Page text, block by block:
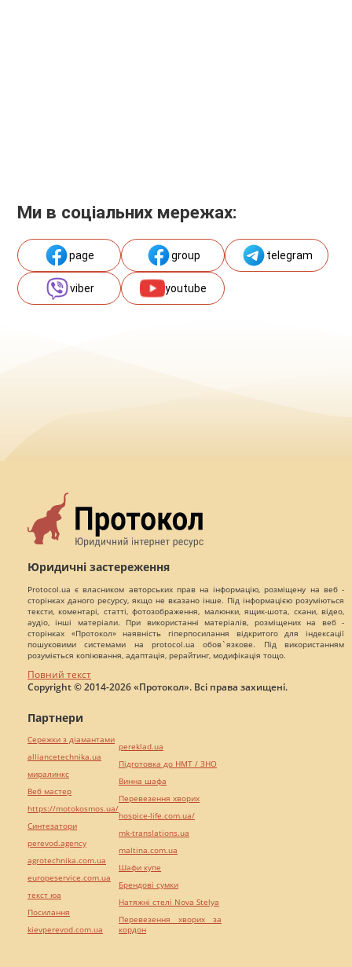
Ми в соціальних мережах:
page group telegram
viber youtube
Юридичні застереження
Protocol.ua є власником авторських прав на інформацію, розміщену на веб -
сторінках даного ресурсу, якщо не вказано інше. Під інформацією розуміються
тексти, коментарі, статті, фотозображення, малюнки, ящик-шота, скани, відео,
аудіо, інші матеріали. При використанні матеріалів, розміщених на веб -
сторінках «Протокол» наявність гіперпосилання відкритого для індексації
пошуковими системами на protocol.ua обов`язкове. Під використанням
розуміється копіювання, адаптація, рерайтинг, модифікація тощо.
Повний текст
Copyright © 2014-2026 «Протокол». Всі права захищені.
Партнери
Сережки з діамантами
alliancetechnika.ua
миралинкс
Веб мастер
https://motokosmos.ua/
Синтезатори
perevod.agency
agrotechnika.com.ua
europeservice.com.ua
текст юа
Посилання
kievperevod.com.ua
pereklad.ua
Підготовка до НМТ / ЗНО
Винна шафа
Перевезення хворих
hospice-life.com.ua/
mk-translations.ua
maltina.com.ua
Шафи купе
Брендові сумки
Натяжні стелі Nova Stelya
Перевезення хворих за
кордон